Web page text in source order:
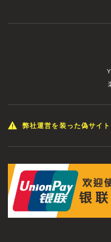
弊社運営を装った偽サイ